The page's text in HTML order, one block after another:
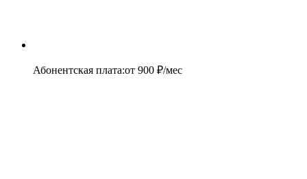
Абонентская плата:от 900 ₽/мес